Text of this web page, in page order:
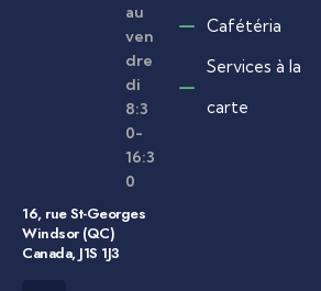
au
ven
dre
di
8:3
0-
16:3
0
16, rue St-Georges
Windsor (QC)
Canada, J1S 1J3
Cafétéria
Services à la
carte